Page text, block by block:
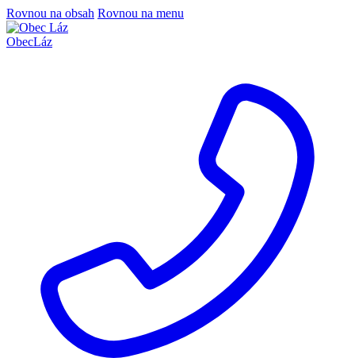
Rovnou na obsah Rovnou na menu
ObecLáz